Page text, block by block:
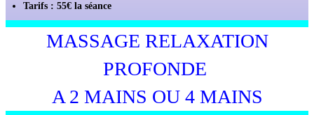
Tarifs : 55€ la séance
MASSAGE RELAXATION
PROFONDE
A 2 MAINS OU 4 MAINS